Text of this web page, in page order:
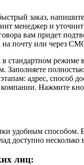
заказ,
менеджер и уточнит
вам придет
на почту или через
стандартном режиме
Заполняете
адрес, способ
Нажмите
удобным способом.
доступно несколько
лиц: